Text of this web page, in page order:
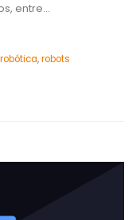
entre...
robótica,robots